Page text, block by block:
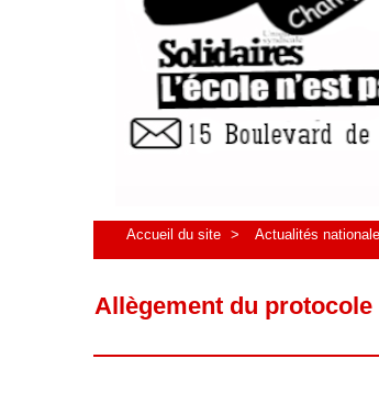
Accueil du site > Actualités
Allègement du